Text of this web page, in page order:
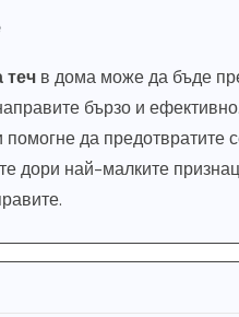
теч в дома може да бъде
бързо и
да предотвратите
дори най-малките
съвета за
смесител за
ЮНИ 10, 2026